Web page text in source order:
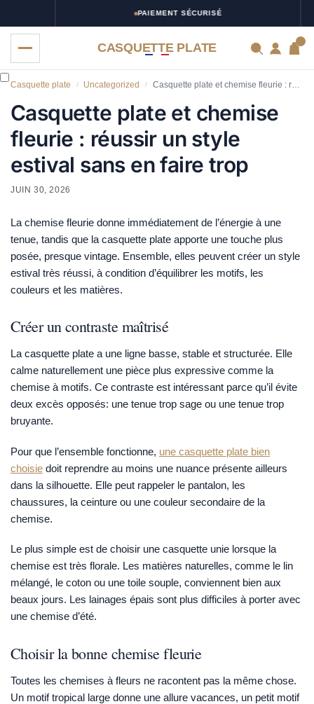
PAIEMENT SÉCURISÉ
CASQUETTE PLATE
Casquette plate / Uncategorized / Casquette plate et chemise fleurie : réussir un style estival sans en faire trop
Casquette plate et chemise
fleurie : réussir un style
estival sans en faire trop
JUIN 30, 2026
La chemise fleurie donne immédiatement de l’énergie à une
tenue, tandis que la casquette plate apporte une touche plus
posée, presque vintage. Ensemble, elles peuvent créer un style
estival très réussi, à condition d’équilibrer les motifs, les
couleurs et les matières.
Créer un contraste maîtrisé
La casquette plate a une ligne basse, stable et structurée. Elle
calme naturellement une pièce plus expressive comme la
chemise à motifs. Ce contraste est intéressant parce qu’il évite
deux excès opposés: une tenue trop sage ou une tenue trop
bruyante.
Pour que l’ensemble fonctionne, une casquette plate bien
choisie doit reprendre au moins une nuance présente ailleurs
dans la silhouette. Elle peut rappeler le pantalon, les
chaussures, la ceinture ou une couleur secondaire de la
chemise.
Le plus simple est de choisir une casquette unie lorsque la
chemise est très florale. Les matières naturelles, comme le lin
mélangé, le coton ou une toile souple, conviennent bien aux
beaux jours. Les lainages épais sont plus difficiles à porter avec
une chemise d’été.
Choisir la bonne chemise fleurie
Toutes les chemises à fleurs ne racontent pas la même chose.
Un motif tropical large donne une allure vacances, un petit motif